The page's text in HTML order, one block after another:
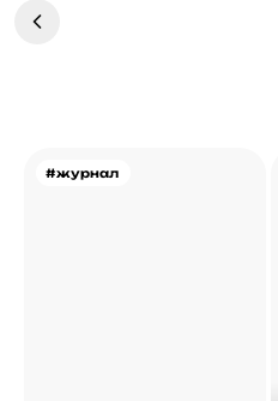
#журнал